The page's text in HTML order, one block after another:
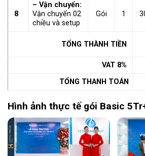
8
– Vận chuyển:
Vận chuyển 02
chiều và setup
Gói 1
TỔNG THÀNH TIỀN
VAT 8%
TỔNG THANH TOÁN
Hình ảnh thực tế gói Basic